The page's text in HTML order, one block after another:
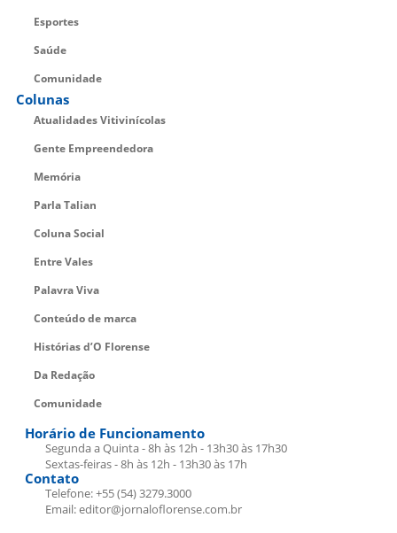
Esportes
Saúde
Comunidade
Colunas
Atualidades Vitivinícolas
Gente Empreendedora
Memória
Parla Talian
Coluna Social
Entre Vales
Palavra Viva
Conteúdo de marca
Histórias d’O Florense
Da Redação
Comunidade
Horário de Funcionamento
Segunda a Quinta - 8h às 12h - 13h30 às 17h30
Sextas-feiras - 8h às 12h - 13h30 às 17h
Contato
Telefone: +55 (54) 3279.3000
Email: editor@jornaloflorense.com.br